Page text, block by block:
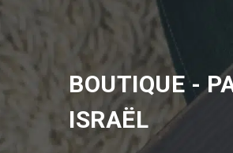
BOUTIQUE -
ISRAËL